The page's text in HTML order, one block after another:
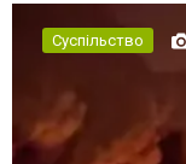
Суспільство